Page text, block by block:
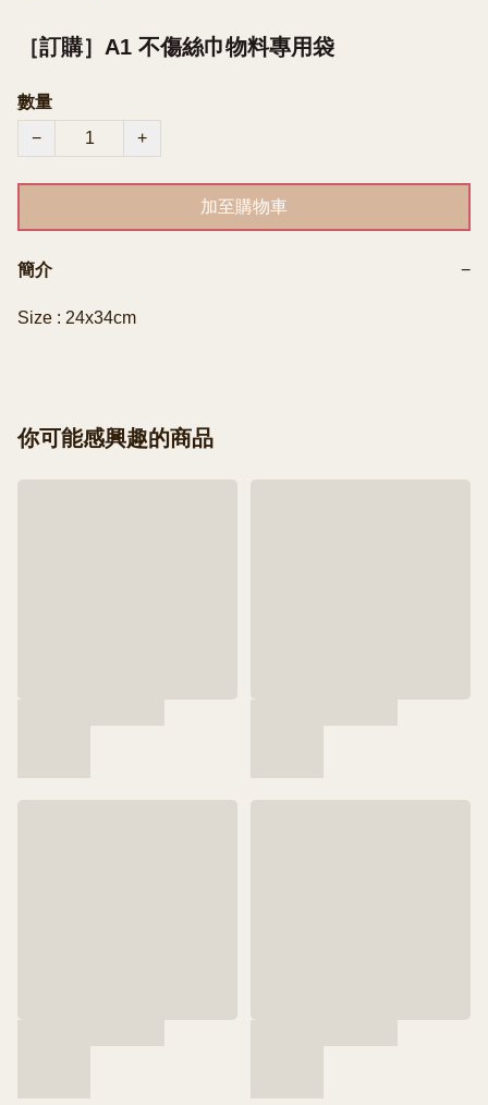
［訂購］A1 不傷絲巾物料專用袋
數量
−
+
加至購物車
簡介 −
Size : 24x34cm
你可能感興趣的商品